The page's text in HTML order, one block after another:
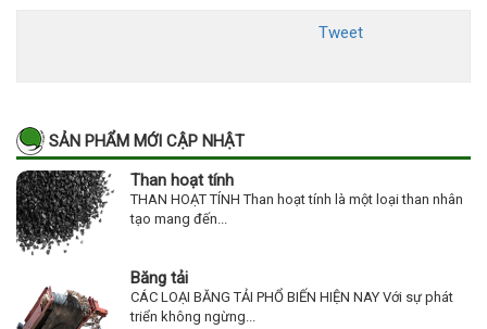
Tweet
SẢN PHẨM MỚI CẬP NHẬT
Than hoạt tính
THAN HOẠT TÍNH Than hoạt tính là một loại than nhân
tạo mang đến...
Băng tải
CÁC LOẠI BĂNG TẢI PHỔ BIẾN HIỆN NAY Với sự phát
triển không ngừng...